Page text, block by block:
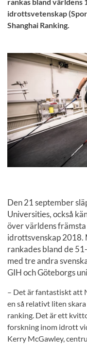
idrottsvetenskap
Shanghai Ranking.
Den 21 september
Universities, också
över världens
idrottsvenskap
rankades bland de
med tre andra
GIH och Göteborgs
– Det är fantastiskt att
en så relativt liten
ranking. Det är ett
forskning inom idrott
Kerry McGawley,